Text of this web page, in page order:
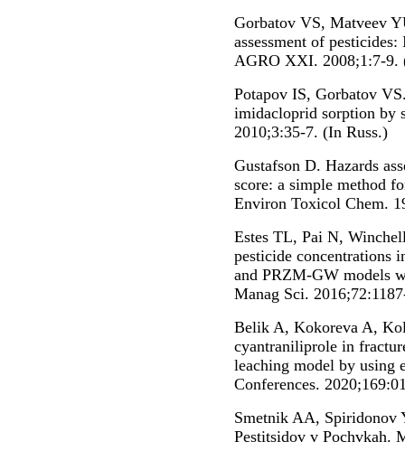
Gorbatov VS, Matveev
assessment of
AGRO XXI. 2008;1:7-9.
Potapov IS, Gorbatov
imidacloprid sorption by
2010;3:35-7. (In Russ.)
Gustafson D. Hazards
score: a simple method
Environ Toxicol Chem.
Estes TL, Pai N,
pesticide concentrations
and PRZM-GW models
Manag Sci.
Belik A, Kokoreva A,
cyantraniliprole in
leaching model by using
Conferences.
Smetnik AA, Spiridonov
Pestitsidov v Pochvkah.